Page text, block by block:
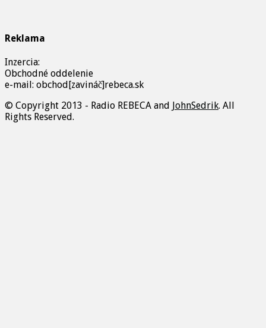
Reklama
Inzercia:
Obchodné oddelenie
e-mail: obchod[zavináč]rebeca.sk
© Copyright 2013 - Radio REBECA and JohnSedrik. All
Rights Reserved.